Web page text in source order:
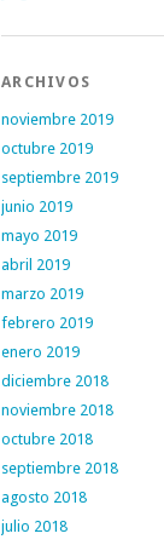
ARCHIVOS
noviembre 2019
octubre 2019
septiembre 2019
junio 2019
mayo 2019
abril 2019
marzo 2019
febrero 2019
enero 2019
diciembre 2018
noviembre 2018
octubre 2018
septiembre 2018
agosto 2018
julio 2018